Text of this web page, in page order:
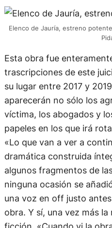
Elenco de Jauría, estreno
Esta obra fue
trascripciones de este
su lugar entre 2017 y
aparecerán no sólo los
víctima, los abogados y
papeles en los que irá
«Lo que van a ver a
dramática construida
algunos fragmentos de
ninguna ocasión se
una voz en off justo
obra. Y sí, una vez más la